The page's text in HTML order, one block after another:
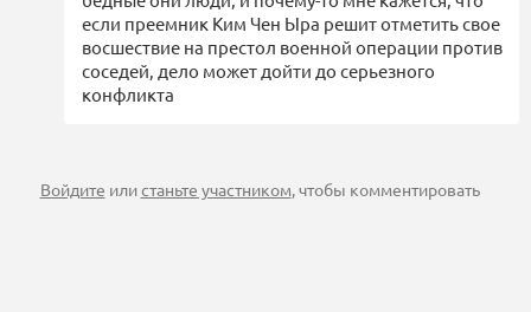
если преемник Ким Чен Ыра решит отметить свое
восшествие на престол военной операции против
соседей, дело может дойти до серьезного
конфликта
Войдите илистаньте участником, чтобы комментировать